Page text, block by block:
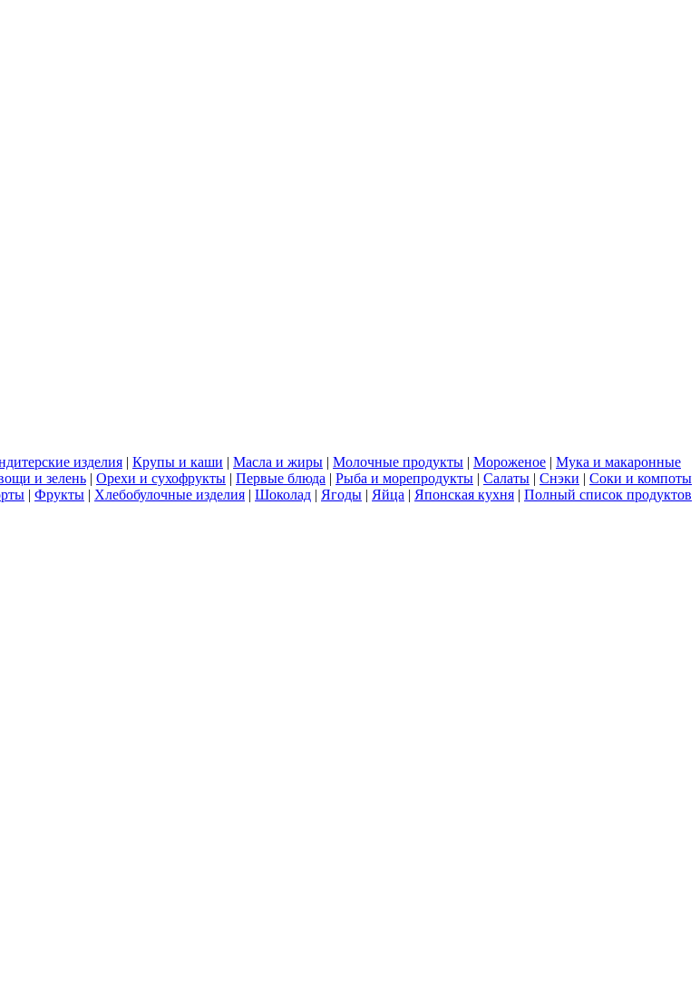
изделия | Крупы и каши | Масла и жиры | Молочные продукты | Мороженое | Мука и макаронные
и зелень | Орехи и сухофрукты | Первые блюда | Рыба и морепродукты | Салаты | Снэки | Соки и компоты
| Фрукты | Хлебобулочные изделия | Шоколад | Ягоды | Яйца | Японская кухня | Полный список продуктов